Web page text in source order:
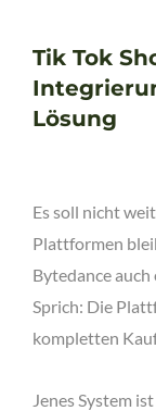
Tik Tok
Lösung
Es soll nicht
Plattformen
Bytedance auch
Sprich: Die
kompletten
Jenes System